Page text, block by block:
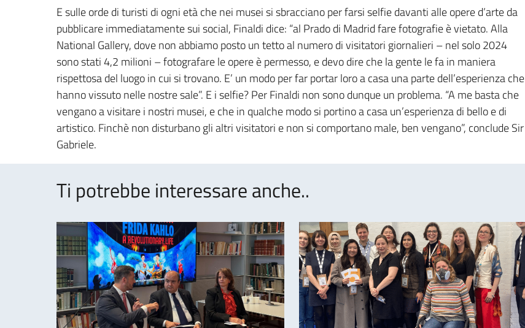
E sulle orde di turisti di ogni età che nei musei si sbracciano per farsi selfie davanti alle opere d’arte da
pubblicare immediatamente sui social, Finaldi dice: “al Prado di Madrid fare fotografie è vietato. Alla
National Gallery, dove non abbiamo posto un tetto al numero di visitatori giornalieri – nel solo 2024
sono stati 4,2 milioni – fotografare le opere è permesso, e devo dire che la gente le fa in maniera
rispettosa del luogo in cui si trovano. E’ un modo per far portar loro a casa una parte dell’esperienza che
hanno vissuto nelle nostre sale”. E i selfie? Per Finaldi non sono dunque un problema. “A me basta che
vengano a visitare i nostri musei, e che in qualche modo si portino a casa un’esperienza di bello e di
artistico. Finchè non disturbano gli altri visitatori e non si comportano male, ben vengano”, conclude Sir
Gabriele.
Ti potrebbe interessare anche..